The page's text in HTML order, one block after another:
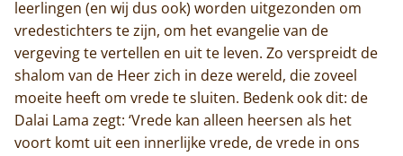
leerlingen (en wij dus ook) worden uitgezonden om
vredestichters te zijn, om het evangelie van de
vergeving te vertellen en uit te leven. Zo verspreidt de
shalom van de Heer zich in deze wereld, die zoveel
moeite heeft om vrede te sluiten. Bedenk ook dit: de
Dalai Lama zegt: ‘Vrede kan alleen heersen als het
voort komt uit een innerlijke vrede, de vrede in ons